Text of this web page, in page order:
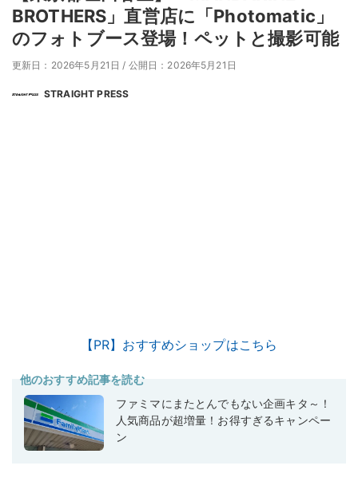
BROTHERS」直営店に「Photomatic」
のフォトブース登場！ペットと撮影可能
更新日：2026年5月21日 / 公開日：2026年5月21日
STRAIGHT PRESS
【PR】おすすめショップはこちら
他のおすすめ記事を読む
ファミマにまたとんでもない企画キタ～！
人気商品が超増量！お得すぎるキャンペー
ン